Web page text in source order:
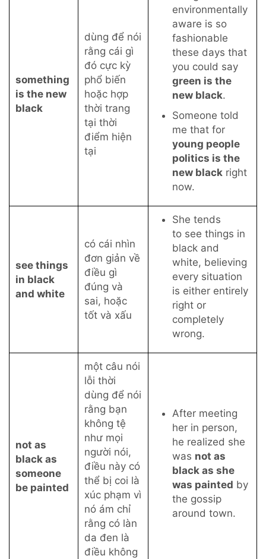
something
is the new
black
dùng để nói
rằng cái gì
đó cực kỳ
phổ biến
hoặc hợp
thời trang
tại thời
điểm hiện
tại
environmentally
aware is so
fashionable
these days that
you could say
green is the
new black.
Someone told
me that for
young people
politics is the
new black right
now.
see things
in black
and white
có cái nhìn
đơn giản về
điều gì
đúng và
sai, hoặc
tốt và xấu
She tends
to see things in
black and
white, believing
every situation
is either entirely
right or
completely
wrong.
not as
black as
someone
be painted
một câu nói
lỗi thời
dùng để nói
rằng bạn
không tệ
như mọi
người nói,
điều này có
thể bị coi là
xúc phạm vì
nó ám chỉ
rằng có làn
da đen là
điều không
After meeting
her in person,
he realized she
was not as
black as she
was painted by
the gossip
around town.